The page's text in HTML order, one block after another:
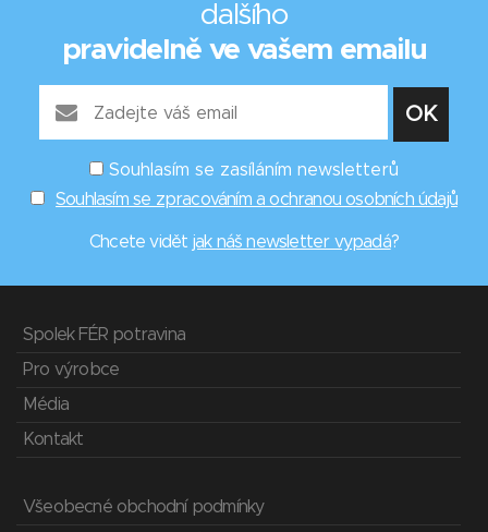
dalšího
pravidelně ve vašem emailu
Souhlasím se zasíláním newsletterů
Souhlasím se zpracováním a ochranou osobních údajů
Chcete vidět jak náš newsletter vypadá?
Spolek FÉR potravina
Pro výrobce
Média
Kontakt
Všeobecné obchodní podmínky